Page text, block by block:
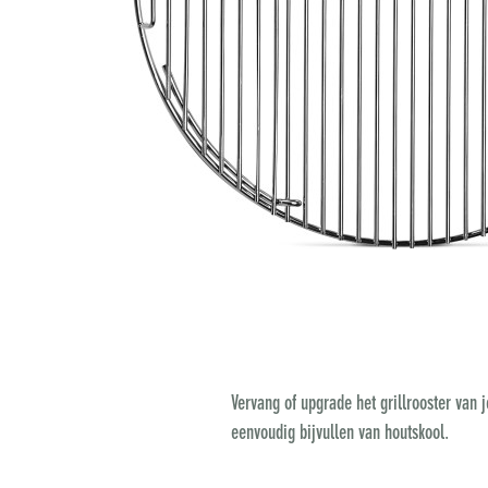
Vervang of upgrade het grillrooster van
eenvoudig bijvullen van houtskool.